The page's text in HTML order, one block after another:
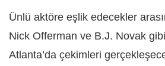
Ünlü aktöre eşlik edecekler
Nick Offerman ve B.J. Novak
Atlanta’da çekimleri